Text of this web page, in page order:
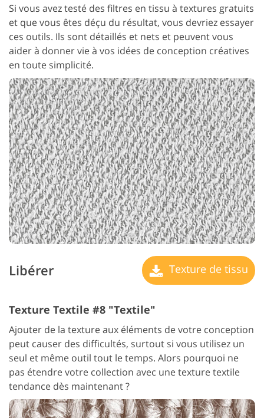
Si vous avez testé des filtres en tissu à textures gratuits
et que vous êtes déçu du résultat, vous devriez essayer
ces outils. Ils sont détaillés et nets et peuvent vous
aider à donner vie à vos idées de conception créatives
en toute simplicité.
Libérer Texture de tissu
Texture Textile #8 "Textile"
Ajouter de la texture aux éléments de votre conception
peut causer des difficultés, surtout si vous utilisez un
seul et même outil tout le temps. Alors pourquoi ne
pas étendre votre collection avec une texture textile
tendance dès maintenant ?